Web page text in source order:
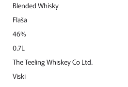
Blended Whisky
Flaša
46%
0.7L
The Teeling Whiskey Co Ltd.
Viski